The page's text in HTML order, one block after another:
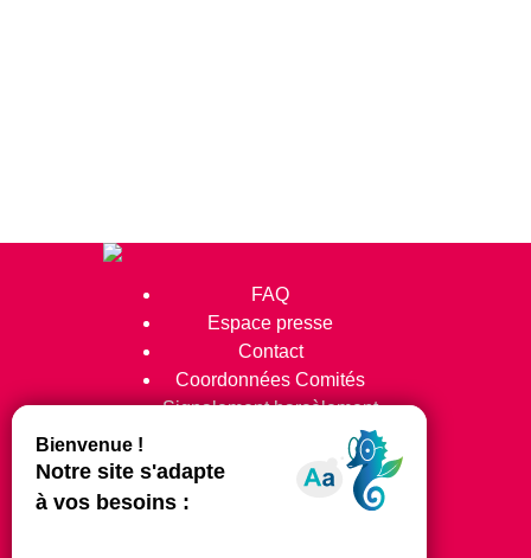
FAQ
Espace presse
Contact
Coordonnées Comités
Signalement harcèlement
Suivez-nous !